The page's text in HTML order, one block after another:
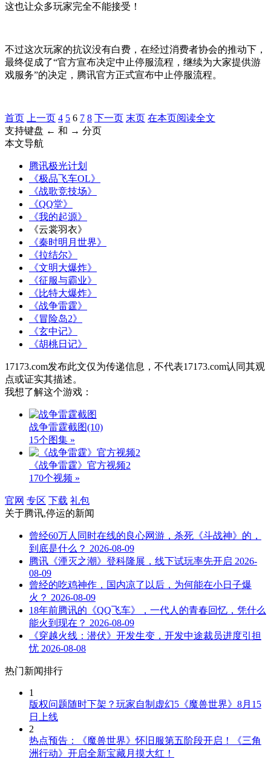
这也让众多玩家完全不能接受！
不过这次玩家的抗议没有白费，在经过消费者协会的推动下，
最终促成了“官方宣布决定中止停服流程，继续为大家提供游
戏服务”的决定，腾讯官方正式宣布中止停服流程。
首页 上一页 4 5 6 7 8 下一页 末页 在本页阅读全文
支持键盘 ← 和 → 分页
本文导航
腾讯极光计划
《极品飞车OL》
《战歌竞技场》
《QQ堂》
《我的起源》
《云裳羽衣》
《秦时明月世界》
《拉结尔》
《文明大爆炸》
《征服与霸业》
《比特大爆炸》
《战争雷霆》
《冒险岛2》
《玄中记》
《胡桃日记》
17173.com发布此文仅为传递信息，不代表17173.com认同其观
点或证实其描述。
我想了解这个游戏：
战争雷霆截图(10)
15个图集 »
《战争雷霆》官方视频2
170个视频 »
官网 专区 下载 礼包
关于腾讯,停运的新闻
曾经60万人同时在线的良心网游，杀死《斗战神》的，
到底是什么？ 2026-08-09
腾讯《湮灭之潮》登科隆展，线下试玩率先开启 2026-
08-09
曾经的吃鸡神作，国内凉了以后，为何能在小日子爆
火？ 2026-08-09
18年前腾讯的《QQ飞车》，一代人的青春回忆，凭什么
能火到现在？ 2026-08-09
《穿越火线：潜伏》开发生变，开发中途裁员进度引担
忧 2026-08-08
热门新闻排行
1
版权问题随时下架？玩家自制虚幻5《魔兽世界》8月15
日上线
2
热点预告：《魔兽世界》怀旧服第五阶段开启！《三角
洲行动》开启全新宝藏月摸大红！